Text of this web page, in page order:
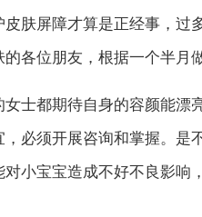
皮肤屏障才算是正经事，过
各位朋友，根据一个半月
女士都期待自身的容颜能漂
，必须开展咨询和掌握。是
对小宝宝造成不好不良影响